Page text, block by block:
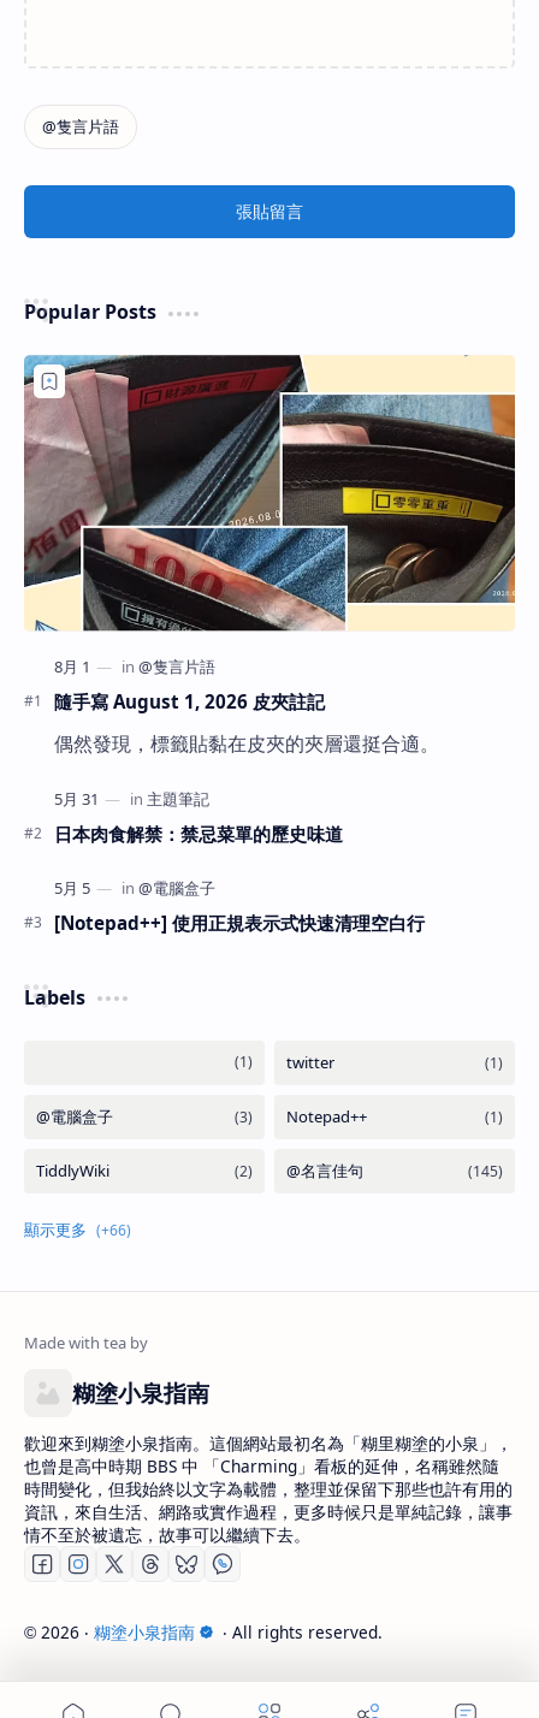
張貼留言
Popular Posts
隨手寫 August 1, 2026 皮夾註記
偶然發現，標籤貼黏在皮夾的夾層還挺合適。
日本肉食解禁：禁忌菜單的歷史味道
[Notepad++] 使用正規表示式快速清理空白行
Labels
糊塗小泉指南
歡迎來到糊塗小泉指南。這個網站最初名為「糊里糊塗的小泉」，
也曾是高中時期 BBS 中 「Charming」看板的延伸，名稱雖然隨
時間變化，但我始終以文字為載體，整理並保留下那些也許有用的
資訊，來自生活、網路或實作過程，更多時候只是單純記錄，讓事
情不至於被遺忘，故事可以繼續下去。
© 2026 ‧ 糊塗小泉指南 ‧ All rights reserved.